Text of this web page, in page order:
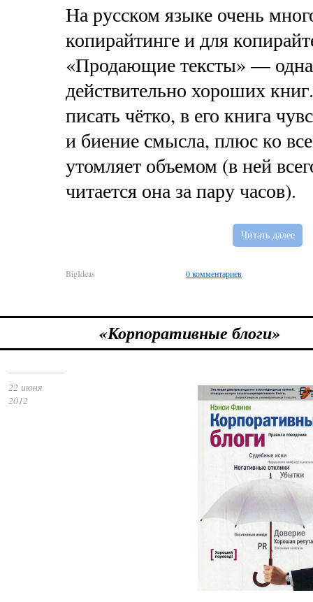
На русском языке очень
копирайтинге и для
«Продающие тексты» —
действительно хороших
писать чётко, в его книга
и биение смысла, плюс ко
утомляет объемом (в ней
читается она за пару часов).
Читать далее
BigIdeas 0 комментариев
«Корпоративные блоги»
22 июня
2012